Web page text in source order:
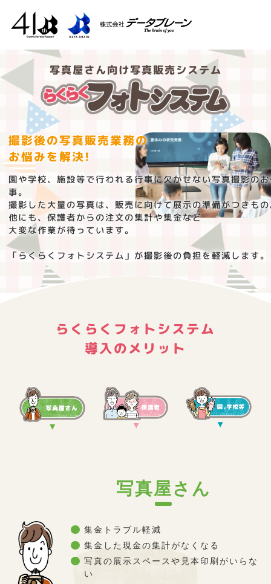
写真屋さん向け写真販売システム
撮影後の写真販売業務の
お悩みを解決!
園や学校、施設等で行われる行事に欠かせない写真撮影の
事。
撮影した大量の写真は、販売に向けて展示の準備がつきも
他にも、保護者からの注文の集計や集金など
大変な作業が待っています。
「らくらくフォトシステム」が撮影後の負担を軽減します。
らくらくフォトシステム
導入のメリット
写真屋さん
●
集金トラブル軽減
●
集金した現金の集計がなくなる
●
写真の展示スペースや見本印刷がいらな
い